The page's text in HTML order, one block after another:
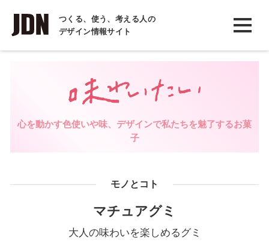
つくる、使う、考える人の
デザイン情報サイト
INTERVIEW
インタビュー
コラム
心を動かす色使いや味、デザインで私たちを魅了するお菓
子
モノとコト
マチュアグミ
大人の味わいを楽しめるグミ